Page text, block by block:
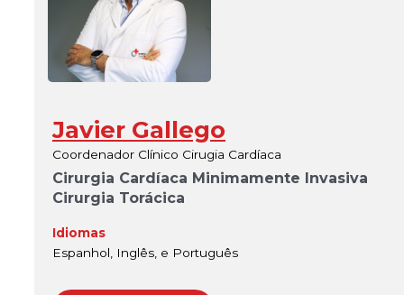
Javier Gallego
Coordenador Clínico Cirugia Cardíaca
Cirurgia Cardíaca Minimamente Invasiva
Cirurgia Torácica
Idiomas
Espanhol, Inglês, e Português